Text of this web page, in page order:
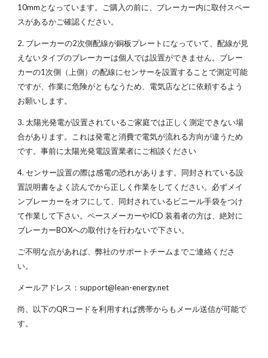
10mmとなっています。ご購入の前に、ブレーカー内に取付スペー
スがあるかご確認ください。
2. ブレーカーの2次側配線が銅板プレートになっていて、配線が見
えないタイプのブレーカーは個人では設置ができません。ブレー
カーの1次側（上側）の配線にセンサーを設置することで測定可能
ですが、作業に危険がともなうため、電気店などに依頼するよう
お願いします。
3. 太陽光発電が設置されているご家庭では正しく測定できない場
合があります。これは発電と消費で電気が流れる方向が違うため
です。事前に太陽光発電設置業者にご相談ください
4. センサー設置の際は感電の恐れがあります。同封されている設
置説明書をよく読んでから正しく作業をしてください。必ずメイ
ンブレーカーをオフにして、同封されているビニール手袋をつけ
て作業して下さい。ペースメーカーやICD 装着者の方は、絶対に
ブレーカーBOXへの取付けを行わないで下さい。
ご不明な点があれば、弊社のサポートチームまでご連絡くださ
い。
メールアドレス：support@lean-energy.net
尚、以下のQRコードを利用すれば携帯からもメール送信が可能で
す。